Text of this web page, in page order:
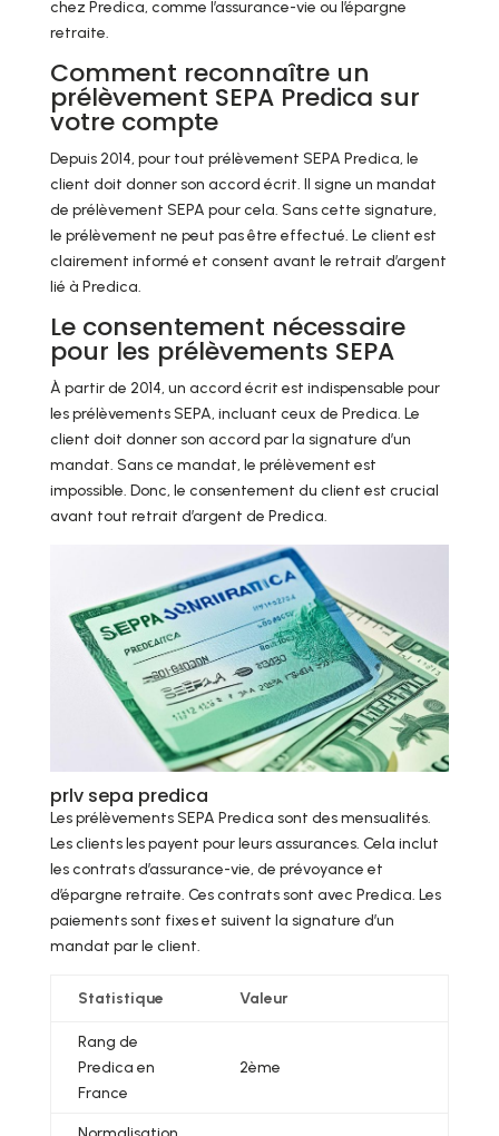
chez Predica, comme l’assurance-vie ou l’épargne
retraite.
Comment reconnaître un
prélèvement SEPA Predica sur
votre compte
Depuis 2014, pour tout prélèvement SEPA Predica, le
client doit donner son accord écrit. Il signe un mandat
de prélèvement SEPA pour cela. Sans cette signature,
le prélèvement ne peut pas être effectué. Le client est
clairement informé et consent avant le retrait d’argent
lié à Predica.
Le consentement nécessaire
pour les prélèvements SEPA
À partir de 2014, un accord écrit est indispensable pour
les prélèvements SEPA, incluant ceux de Predica. Le
client doit donner son accord par la signature d’un
mandat. Sans ce mandat, le prélèvement est
impossible. Donc, le consentement du client est crucial
avant tout retrait d’argent de Predica.
prlv sepa predica
Les prélèvements SEPA Predica sont des mensualités.
Les clients les payent pour leurs assurances. Cela inclut
les contrats d’assurance-vie, de prévoyance et
d’épargne retraite. Ces contrats sont avec Predica. Les
paiements sont fixes et suivent la signature d’un
mandat par le client.
Statistique Valeur
Rang de
Predica en
France
2ème